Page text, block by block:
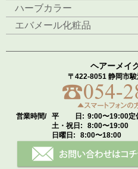
ハーブカラー
エバメール化粧品
ヘアーメイ
〒422-8051 静岡市
営業時間/ 平 日: 9:00〜19:00
土・祝日:
8:00〜19:00
日曜日:
8:00〜18:00
定